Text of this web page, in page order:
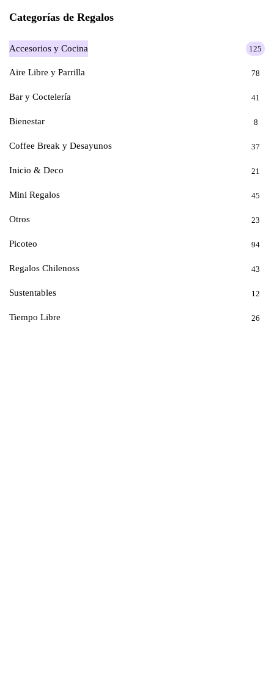
Categorías de Regalos
Accesorios y Cocina 125
Aire Libre y Parrilla 78
Bar y Coctelería 41
Bienestar 8
Coffee Break y Desayunos 37
Inicio & Deco 21
Mini Regalos 45
Otros 23
Picoteo 94
Regalos Chilenoss 43
Sustentables 12
Tiempo Libre 26